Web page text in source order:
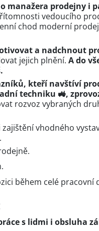
manažera prodejny i
vedoucího
chod moderní
a nadchnout
jejich plnění. A do
kteří navštíví
techniku 🚜,
rozvoz vybraných
vhodného
během celé pracovní
s lidmi i obsluha